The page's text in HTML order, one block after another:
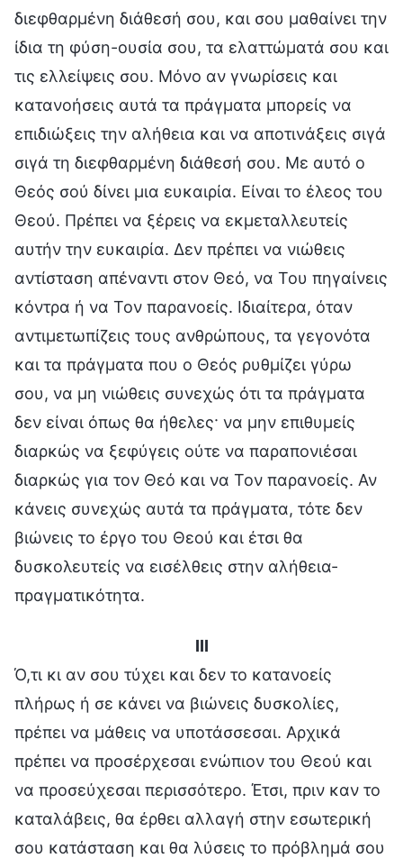
διεφθαρμένη διάθεσή σου, και σου μαθαίνει την
ίδια τη φύση-ουσία σου, τα ελαττώματά σου και
τις ελλείψεις σου. Μόνο αν γνωρίσεις και
κατανοήσεις αυτά τα πράγματα μπορείς να
επιδιώξεις την αλήθεια και να αποτινάξεις σιγά
σιγά τη διεφθαρμένη διάθεσή σου. Με αυτό ο
Θεός σού δίνει μια ευκαιρία. Είναι το έλεος του
Θεού. Πρέπει να ξέρεις να εκμεταλλευτείς
αυτήν την ευκαιρία. Δεν πρέπει να νιώθεις
αντίσταση απέναντι στον Θεό, να Του πηγαίνεις
κόντρα ή να Τον παρανοείς. Ιδιαίτερα, όταν
αντιμετωπίζεις τους ανθρώπους, τα γεγονότα
και τα πράγματα που ο Θεός ρυθμίζει γύρω
σου, να μη νιώθεις συνεχώς ότι τα πράγματα
δεν είναι όπως θα ήθελες· να μην επιθυμείς
διαρκώς να ξεφύγεις ούτε να παραπονιέσαι
διαρκώς για τον Θεό και να Τον παρανοείς. Αν
κάνεις συνεχώς αυτά τα πράγματα, τότε δεν
βιώνεις το έργο του Θεού και έτσι θα
δυσκολευτείς να εισέλθεις στην αλήθεια-
πραγματικότητα.
III
Ό,τι κι αν σου τύχει και δεν το κατανοείς
πλήρως ή σε κάνει να βιώνεις δυσκολίες,
πρέπει να μάθεις να υποτάσσεσαι. Αρχικά
πρέπει να προσέρχεσαι ενώπιον του Θεού και
να προσεύχεσαι περισσότερο. Έτσι, πριν καν το
καταλάβεις, θα έρθει αλλαγή στην εσωτερική
σου κατάσταση και θα λύσεις το πρόβλημά σου